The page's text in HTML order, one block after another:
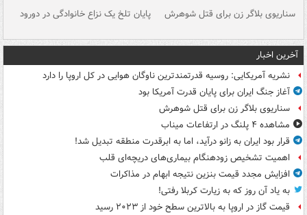
سناریوی بلاگر زن برای قتل شوهرش پایان تلخ یک نزاع خانوادگی در دورود
آخرین اخبار
نشریه آمریکایی: روسیه قدرتمندترین ناوگان هوایی در کل اروپا را دارد
آغاز جنگ ایران برای پایان قدرت آمریکا بود
سناریوی بلاگر زن برای قتل شوهرش
مشاهده ۴ پلنگ در ارتفاعات میناب
قرار بود ایران به زانو درآید، اما به ابرقدرت منطقه تبدیل شد!
اهمیت تشخیص زودهنگام بیماری‌های دریچه‌ای قلب
افزایش مجدد قیمت بنزین نتیجه ابهام در مذاکرات
به یاد آن روز که به زیارت کربلا رفتی!
قیمت گاز در اروپا به بالاترین سطح خود از ۲۰۲۳ رسید